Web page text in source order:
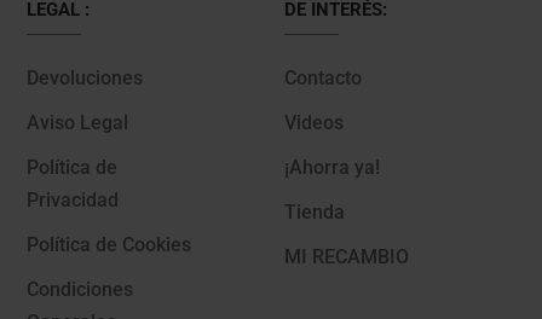
LEGAL :
Devoluciones
Aviso Legal
Política de
Privacidad
Política de Cookies
Condiciones
DE INTERÉS:
Contacto
Videos
¡Ahorra ya!
Tienda
MI RECAMBIO